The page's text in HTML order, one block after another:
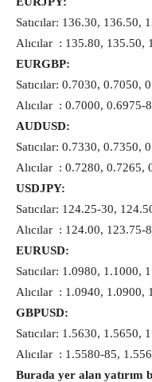
Satıcılar: 136.30, 136.50,
Alıcılar : 135.80, 135.50,
EURGBP:
Satıcılar: 0.7030, 0.7050,
Alıcılar : 0.7000, 0.6975-
AUDUSD:
Satıcılar: 0.7330, 0.7350,
Alıcılar : 0.7280, 0.7265,
USDJPY:
Satıcılar: 124.25-30,
Alıcılar : 124.00, 123.75-
EURUSD:
Satıcılar: 1.0980, 1.1000,
Alıcılar : 1.0940, 1.0900,
GBPUSD:
Satıcılar: 1.5630, 1.5650,
Alıcılar : 1.5580-85,
Burada yer alan yatırım